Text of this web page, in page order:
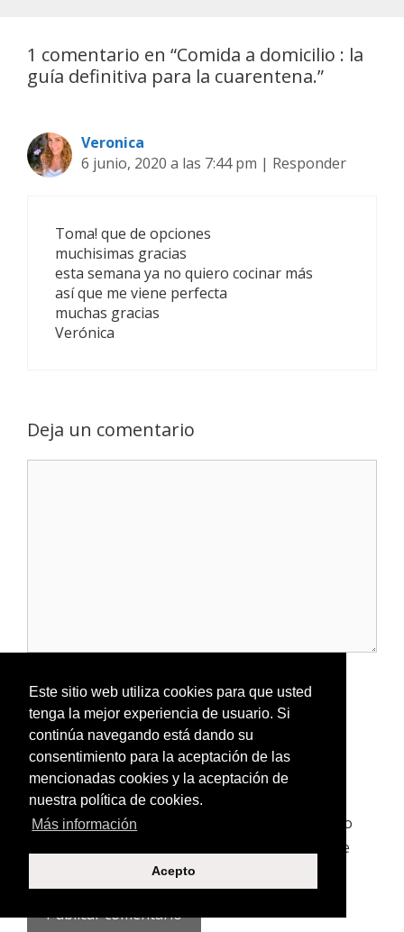
Este sitio web utiliza cookies para que usted
tenga la mejor experiencia de usuario. Si
continúa navegando está dando su
consentimiento para la aceptación de las
mencionadas cookies y la aceptación de
nuestra política de cookies.
Más información
Acepto
s
s
a
c
i
n
d
e
1 comentario en “Comida a domicilio : la
guía definitiva para la cuarentena.”
Veronica
6 junio, 2020 a las 7:44 pm | Responder
Toma! que de opciones
muchisimas gracias
esta semana ya no quiero cocinar más
así que me viene perfecta
muchas gracias
Verónica
Deja un comentario
o
o
m
b
r
e
C
o
r
r
e
o
t
S
i
o
e
Guardar mi nombre, correo electrónico y sitio
web en este navegador para la próxima vez que
haga un comentario.